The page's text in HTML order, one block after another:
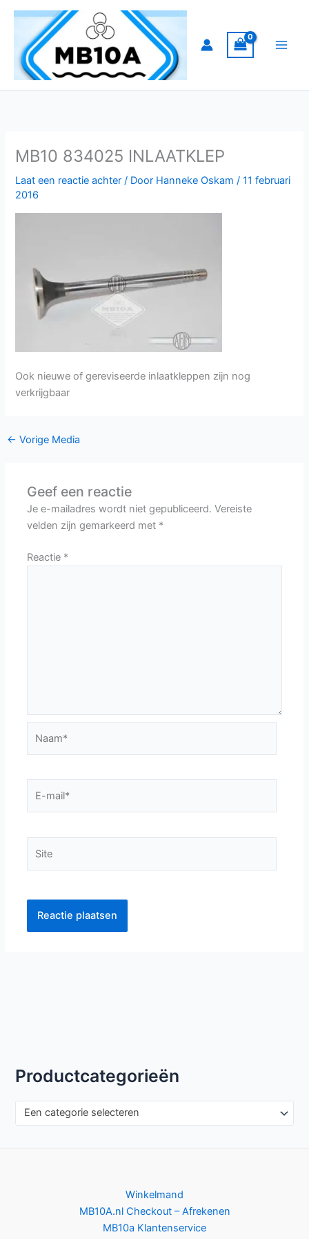
inhoud
MB10 834025 INLAATKLEP
Laat een reactie achter / Door Hanneke Oskam/11 februari
2016
Ook nieuwe of gereviseerde inlaatkleppen zijn nog
verkrijgbaar
← Vorige Media
Geef een reactie
Je e-mailadres wordt niet gepubliceerd. Vereiste
velden zijn gemarkeerd met *
Reactie *
Productcategorieën
Een categorie selecteren
Winkelmand
MB10A.nl Checkout – Afrekenen
MB10a Klantenservice